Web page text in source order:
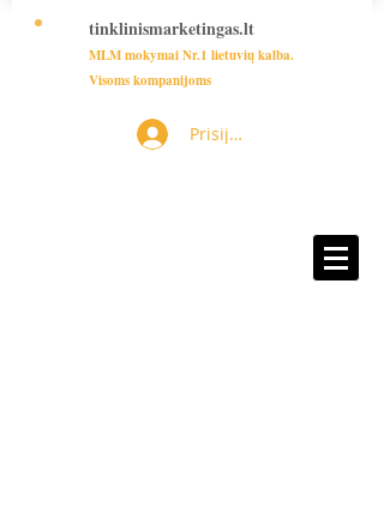
tinklinismarketingas.lt
MLM mokymai Nr.1 lietuvių kalba.
Visoms kompanijoms
Prisijungti